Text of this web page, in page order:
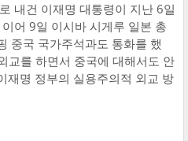
내건 이재명 대통령이 지난 6일
어 9일 이시바 시게루 일본 총
중국 국가주석과도 통화를 했
교를 하면서 중국에 대해서도 안
재명 정부의 실용주의적 외교 방